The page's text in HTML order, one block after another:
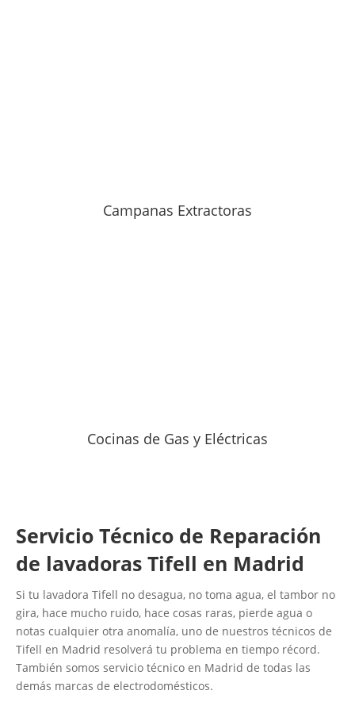
Campanas Extractoras
Cocinas de Gas y Eléctricas
Servicio Técnico de Reparación
de lavadoras Tifell en Madrid
Si tu lavadora Tifell no desagua, no toma agua, el tambor no
gira, hace mucho ruido, hace cosas raras, pierde agua o
notas cualquier otra anomalía, uno de nuestros técnicos de
Tifell en Madrid resolverá tu problema en tiempo récord.
También somos servicio técnico en Madrid de todas las
demás marcas de electrodomésticos.